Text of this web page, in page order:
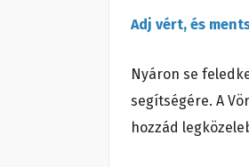
Adj vért, és
Nyáron se
segítségére. A
hozzád